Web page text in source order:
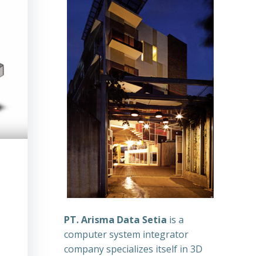
PT. Arisma Data Setia is a
computer system integrator
company specializes itself in 3D